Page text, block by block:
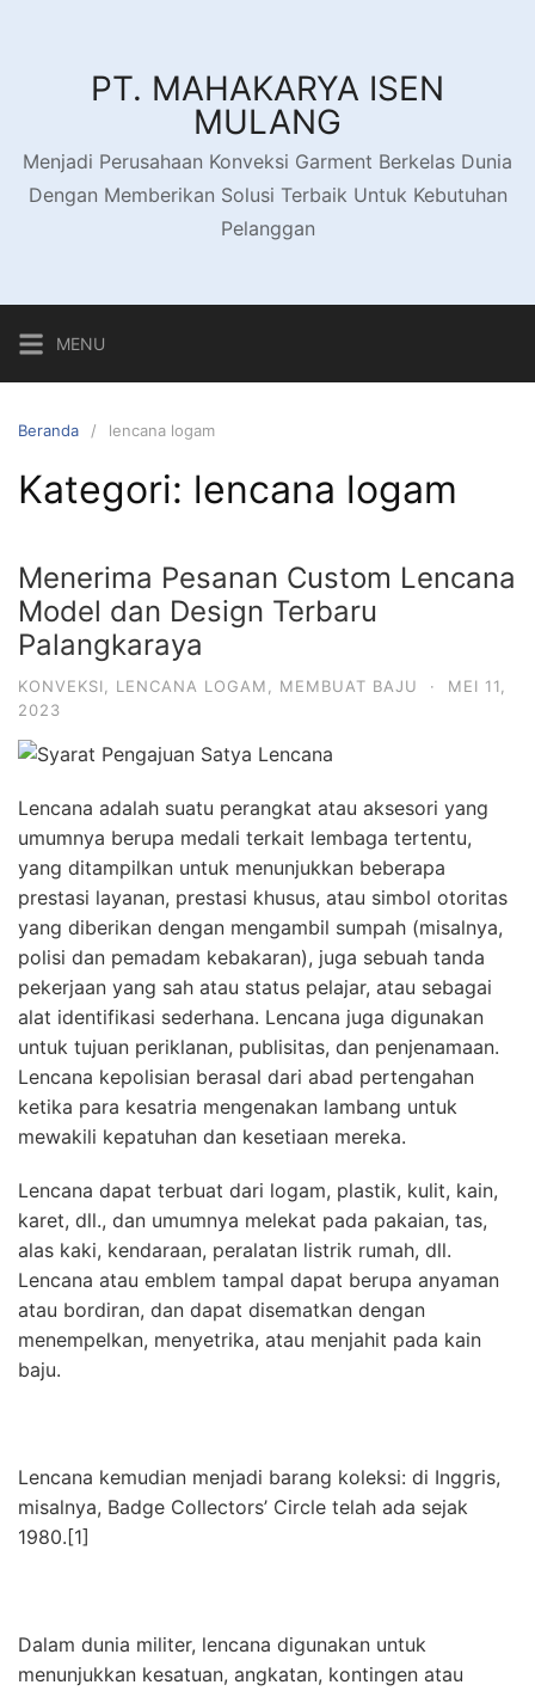
PT. MAHAKARYA ISEN
MULANG
Menjadi Perusahaan Konveksi Garment Berkelas Dunia
Dengan Memberikan Solusi Terbaik Untuk Kebutuhan
Pelanggan
MENU
Beranda lencana logam
Kategori: lencana logam
Menerima Pesanan Custom Lencana
Model dan Design Terbaru
Palangkaraya
KONVEKSI LENCANA LOGAM MEMBUAT BAJU ·
MEI 11,
2023
Lencana adalah suatu perangkat atau aksesori yang
umumnya berupa medali terkait lembaga tertentu,
yang ditampilkan untuk menunjukkan beberapa
prestasi layanan, prestasi khusus, atau simbol otoritas
yang diberikan dengan mengambil sumpah (misalnya,
polisi dan pemadam kebakaran), juga sebuah tanda
pekerjaan yang sah atau status pelajar, atau sebagai
alat identifikasi sederhana. Lencana juga digunakan
untuk tujuan periklanan, publisitas, dan penjenamaan.
Lencana kepolisian berasal dari abad pertengahan
ketika para kesatria mengenakan lambang untuk
mewakili kepatuhan dan kesetiaan mereka.
Lencana dapat terbuat dari logam, plastik, kulit, kain,
karet, dll., dan umumnya melekat pada pakaian, tas,
alas kaki, kendaraan, peralatan listrik rumah, dll.
Lencana atau emblem tampal dapat berupa anyaman
atau bordiran, dan dapat disematkan dengan
menempelkan, menyetrika, atau menjahit pada kain
baju.
Lencana kemudian menjadi barang koleksi: di Inggris,
misalnya, Badge Collectors’ Circle telah ada sejak
1980.[1]
Dalam dunia militer, lencana digunakan untuk
menunjukkan kesatuan, angkatan, kontingen atau